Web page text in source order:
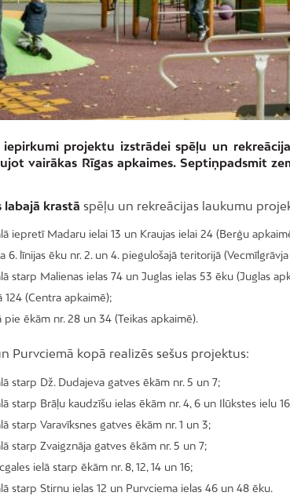
iepirkumi projektu izstrādei spēļu un
vairākas Rīgas apkaimes. Septiņpadsmit
labajā krastā spēļu un rekreācijas laukumu
iepretī Madaru ielai 13 un Kraujas ielai 24 (Berģu
6. līnijas ēku nr. 2. un 4. piegulošajā teritorijā
starp Malienas ielas 74 un Juglas ielas 53 ēku (Juglas
124 (Centra apkaimē);
pie ēkām nr. 28 un 34 (Teikas apkaimē).
Purvciemā kopā realizēs sešus projektus:
starp Dž. Dudajeva gatves ēkām nr. 5 un 7;
starp Brāļu kaudzīšu ielas ēkām nr. 4, 6 un Ilūkstes ielu
starp Varavīksnes gatves ēkām nr. 1 un 3;
starp Zvaigznāja gatves ēkām nr. 5 un 7;
ielā starp ēkām nr. 8, 12, 14 un 16;
starp Stirnu ielas 12 un Purvciema ielas 46 un 48 ēku.